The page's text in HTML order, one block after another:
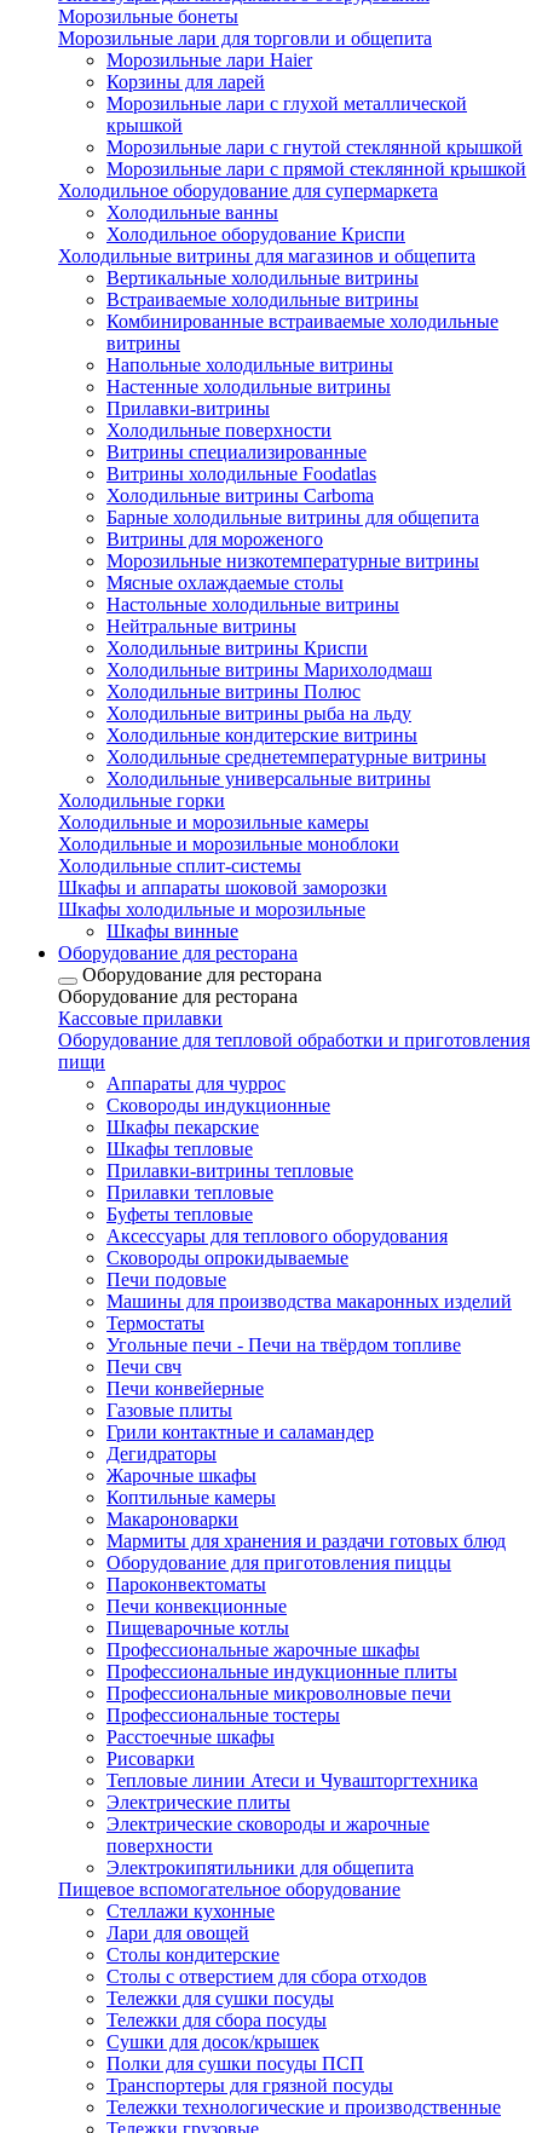
Морозильные бонеты
Морозильные лари для торговли и общепита
Морозильные лари Haier
Корзины для ларей
Морозильные лари с глухой металлической
крышкой
Морозильные лари с гнутой стеклянной крышкой
Морозильные лари с прямой стеклянной крышкой
Холодильное оборудование для супермаркета
Холодильные ванны
Холодильное оборудование Криспи
Холодильные витрины для магазинов и общепита
Вертикальные холодильные витрины
Встраиваемые холодильные витрины
Комбинированные встраиваемые холодильные
витрины
Напольные холодильные витрины
Настенные холодильные витрины
Прилавки-витрины
Холодильные поверхности
Витрины специализированные
Витрины холодильные Foodatlas
Холодильные витрины Carboma
Барные холодильные витрины для общепита
Витрины для мороженого
Морозильные низкотемпературные витрины
Мясные охлаждаемые столы
Настольные холодильные витрины
Нейтральные витрины
Холодильные витрины Криспи
Холодильные витрины Марихолодмаш
Холодильные витрины Полюс
Холодильные витрины рыба на льду
Холодильные кондитерские витрины
Холодильные среднетемпературные витрины
Холодильные универсальные витрины
Холодильные горки
Холодильные и морозильные камеры
Холодильные и морозильные моноблоки
Холодильные сплит-системы
Шкафы и аппараты шоковой заморозки
Шкафы холодильные и морозильные
Шкафы винные
Оборудование для ресторана
Оборудование для ресторана
Оборудование для ресторана
Кассовые прилавки
Оборудование для тепловой обработки и приготовления
пищи
Аппараты для чуррос
Сковороды индукционные
Шкафы пекарские
Шкафы тепловые
Прилавки-витрины тепловые
Прилавки тепловые
Буфеты тепловые
Аксессуары для теплового оборудования
Сковороды опрокидываемые
Печи подовые
Машины для производства макаронных изделий
Термостаты
Угольные печи - Печи на твёрдом топливе
Печи свч
Печи конвейерные
Газовые плиты
Грили контактные и саламандер
Дегидраторы
Жарочные шкафы
Коптильные камеры
Макароноварки
Мармиты для хранения и раздачи готовых блюд
Оборудование для приготовления пиццы
Пароконвектоматы
Печи конвекционные
Пищеварочные котлы
Профессиональные жарочные шкафы
Профессиональные индукционные плиты
Профессиональные микроволновые печи
Профессиональные тостеры
Расстоечные шкафы
Рисоварки
Тепловые линии Атеси и Чувашторгтехника
Электрические плиты
Электрические сковороды и жарочные
поверхности
Электрокипятильники для общепита
Пищевое вспомогательное оборудование
Стеллажи кухонные
Лари для овощей
Столы кондитерские
Столы с отверстием для сбора отходов
Тележки для сушки посуды
Тележки для сбора посуды
Сушки для досок/крышек
Полки для сушки посуды ПСП
Транспортеры для грязной посуды
Тележки технологические и производственные
Тележки грузовые